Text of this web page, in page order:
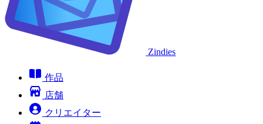
Zindies
作品
店舗
クリエイター